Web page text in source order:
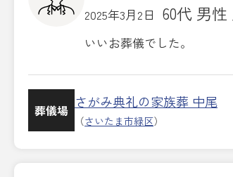
2025年3月2日 60代 男
いいお葬儀でした。
葬儀場 さがみ典礼の家族葬 中尾
（さいたま市緑区）